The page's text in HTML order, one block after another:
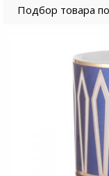
Подбор товара